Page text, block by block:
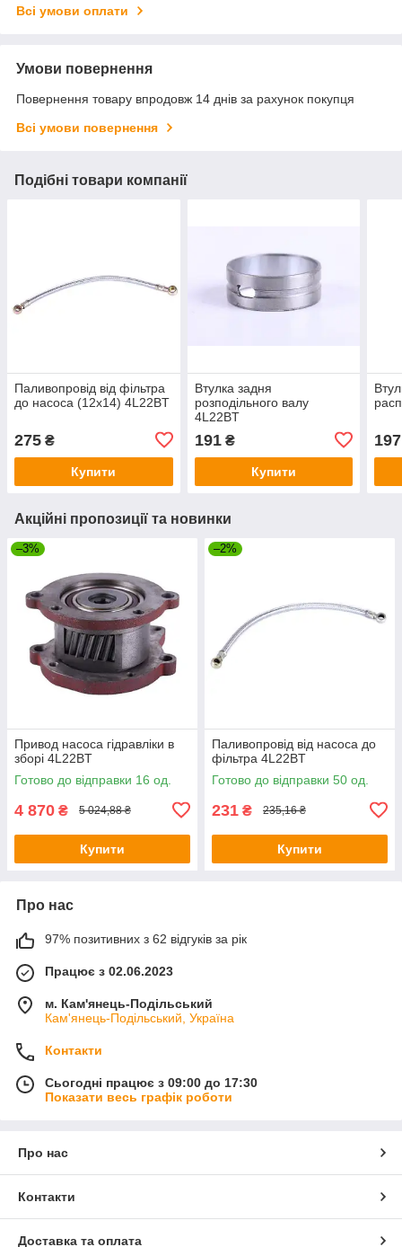
Всі умови оплати
Умови повернення
Повернення товару впродовж 14 днів за рахунок покупця
Всі умови повернення
Подібні товари компанії
Паливопровід від фільтра
до насоса (12х14) 4L22BT
275 ₴
Купити
Втулка задня
розподільного валу
4L22BT
191₴
Купити
197
Акційні пропозиції та новинки
–3%
Привод насоса гідравліки в
зборі 4L22BT
Готово до відправки 16 од.
4 870 ₴ 5 024,88 ₴
Купити
–2%
Паливопровід від насоса до
фільтра 4L22BT
Готово до відправки 50 од.
231 ₴ 235,16 ₴
Купити
Про нас
97% позитивних з 62 відгуків за рік
Працює з 02.06.2023
м. Кам'янець-Подільський
Кам'янець-Подільський, Україна
Контакти
Сьогодні працює з 09:00 до 17:30
Показати весь графік роботи
Про нас
Контакти
Доставка та оплата